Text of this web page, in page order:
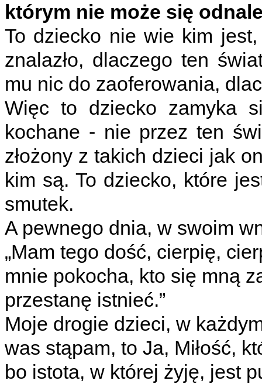
którym nie może się
To dziecko nie wie kim
znalazło, dlaczego ten
mu nic do zaoferowania,
Więc to dziecko zamyka
kochane - nie przez ten
złożony z takich dzieci jak
kim są. To dziecko, które
smutek.
A pewnego dnia, w swoim
„Mam tego dość, cierpię,
mnie pokocha, kto się mną
przestanę istnieć.”
Moje drogie dzieci, w
was stąpam, to Ja, Miłość,
bo istota, w której żyję, jest